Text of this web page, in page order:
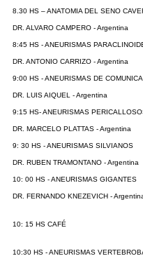
8.30 HS – ANATOMIA DEL SENO
DR. ALVARO CAMPERO - Argentina
8:45 HS - ANEURISMAS
DR. ANTONIO CARRIZO - Argentina
9:00 HS - ANEURISMAS DE
DR. LUIS AIQUEL - Argentina
9:15 HS- ANEURISMAS
DR. MARCELO PLATTAS - Argentina
9: 30 HS - ANEURISMAS SILVIANOS
DR. RUBEN TRAMONTANO - Argentina
10: 00 HS - ANEURISMAS GIGANTES
DR. FERNANDO KNEZEVICH -
10: 15 HS CAFÉ
10:30 HS - ANEURISMAS